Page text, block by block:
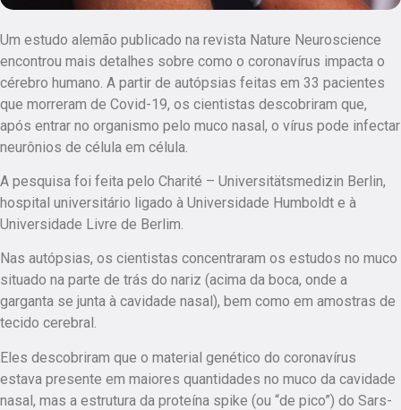
Um estudo alemão publicado na revista Nature Neuroscience
encontrou mais detalhes sobre como o coronavírus impacta o
cérebro humano. A partir de autópsias feitas em 33 pacientes
que morreram de Covid-19, os cientistas descobriram que,
após entrar no organismo pelo muco nasal, o vírus pode infectar
neurônios de célula em célula.
A pesquisa foi feita pelo Charité – Universitätsmedizin Berlin,
hospital universitário ligado à Universidade Humboldt e à
Universidade Livre de Berlim.
Nas autópsias, os cientistas concentraram os estudos no muco
situado na parte de trás do nariz (acima da boca, onde a
garganta se junta à cavidade nasal), bem como em amostras de
tecido cerebral.
Eles descobriram que o material genético do coronavírus
estava presente em maiores quantidades no muco da cavidade
nasal, mas a estrutura da proteína spike (ou “de pico”) do Sars-